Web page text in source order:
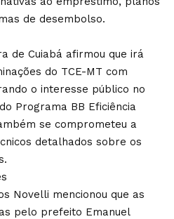
de desembolso.
de Cuiabá afirmou que irá
do TCE-MT com
o interesse público no
Programa BB Eficiência
se comprometeu a
detalhados sobre os
Novelli mencionou que as
pelo prefeito Emanuel